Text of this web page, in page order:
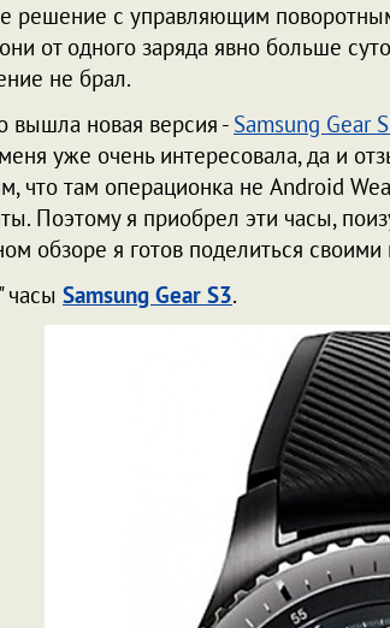
решение с управляющим
от одного заряда явно больше
не брал.
вышла новая версия - Samsung Gear
уже очень интересовала, да и
что там операционка не Android
Поэтому я приобрел эти часы,
обзоре я готов поделиться своими
часы Samsung Gear S3.